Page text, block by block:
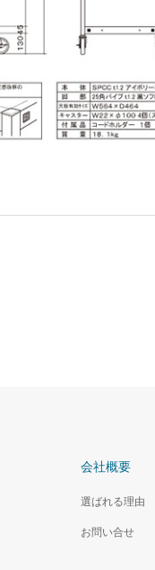
会社概要
選ばれる理由
お問い合せ